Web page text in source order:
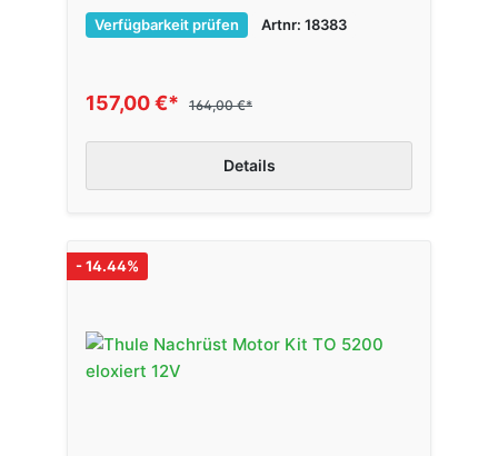
Verfügbarkeit prüfen Artnr: 18383
157,00 €* 164,00 €*
Details
- 14.44%